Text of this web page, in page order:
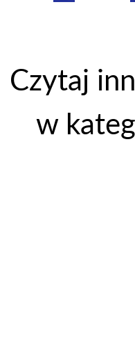
Czytaj
w